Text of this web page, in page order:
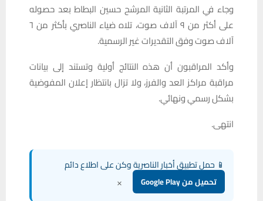
وجاء في المرتبة الثانية المرشح حسين البطاط بعد حصوله
على أكثر من ٩ آلاف صوت، تلاه ضياء الناصري بأكثر من ٦
آلاف صوت وفق التقديرات غير الرسمية.
وأكد المراقبون أن هذه النتائج أولية وتستند إلى بيانات
مراقبة مراكز العد والفرز، ولا تزال بانتظار إعلان المفوضية
بشكل رسمي ونهائي.
انتهى.
📱 حمل تطبيق أخبار الناصرية وكن على اطلاع دائم
تحميل من Google Play ×